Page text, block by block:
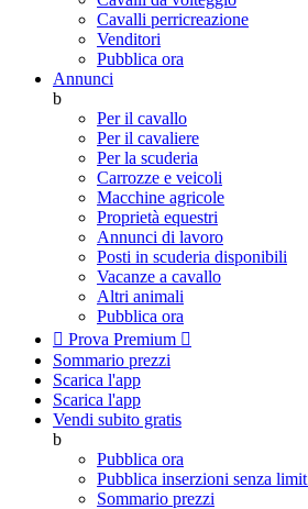
Cavalli perricreazione
Venditori
Pubblica ora
Annunci
b
Per il cavallo
Per il cavaliere
Per la scuderia
Carrozze e veicoli
Macchine agricole
Proprietà equestri
Annunci di lavoro
Posti in scuderia disponibili
Vacanze a cavallo
Altri animali
Pubblica ora
 Prova Premium 
Sommario prezzi
Scarica l'app
Scarica l'app
Vendi subito gratis
b
Pubblica ora
Pubblica inserzioni senza limit
Sommario prezzi